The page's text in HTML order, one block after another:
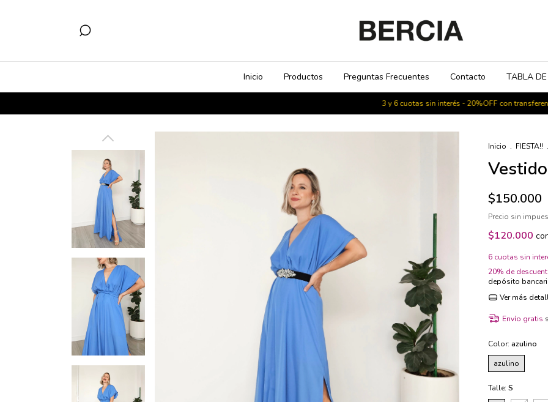
Inicio Productos Preguntas Frecuentes Contacto TABLA
3 y 6 cuotas sin interés - 20%OFF con transferencia -
Inicio . FIESTA!! .
$150.000
Precio sin
$120.000
6 cuotas sin
20% de
depósito
Ver más
Envío gratis
Color: azulino
azulino
Talle: S